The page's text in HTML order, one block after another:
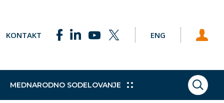
ENG
KONTAKT
MEDNARODNO SODELOVANJE